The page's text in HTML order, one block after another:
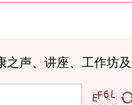
之声、讲座、工作坊